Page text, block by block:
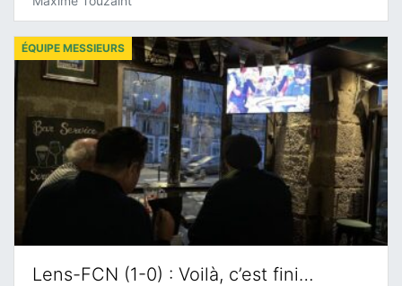
Lens-FCN (1-0) : Voilà, c’est fini…
ÉQUIPE MESSIEURS